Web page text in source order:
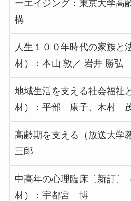
ーエイジング：東京大学高
構
人生１００年時代の家族と
材）：本山 敦／ 岩井 勝弘
地域生活を支える社会福祉
材）：平部 康子、木村
高齢期を支える（放送大
三郎
中高年の心理臨床〔新訂〕
材）：宇都宮 博